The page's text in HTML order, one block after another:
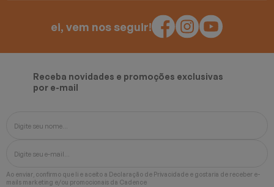
ei, vem nos seguir!
Receba novidades e promoções exclusivas
por e-mail
Ao enviar, confirmo que li e aceito a Declaração de Privacidade e gostaria de receber e-
mails marketing e/ou promocionais da Cadence